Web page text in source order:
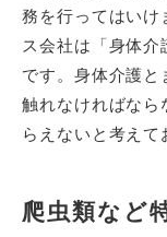
務を行ってはいけ
ス会社は「身体
です。身体介護と
触れなければなら
らえないと考えて
爬虫類など